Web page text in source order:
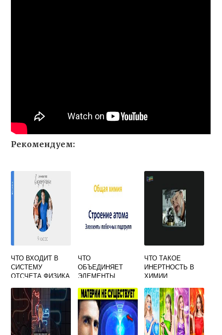
Рекомендуем:
ЧТО ВХОДИТ В
СИСТЕМУ
ОТСЧЕТА ФИЗИКА
ОТВЕТАМИ
ЧТО
ОБЪЕДИНЯЕТ
ЭЛЕМЕНТЫ
ПОБОЧНОЙ
ПОДГРУПП
ПРИВЕДИТЕ
ПРИМЕРЫ ХИМИЯ
ЧТО ТАКОЕ
ИНЕРТНОСТЬ В
ХИМИИ